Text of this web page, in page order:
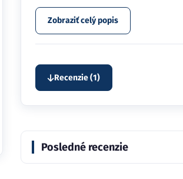
Zobraziť celý popis
Recenzie (1)
Posledné recenzie